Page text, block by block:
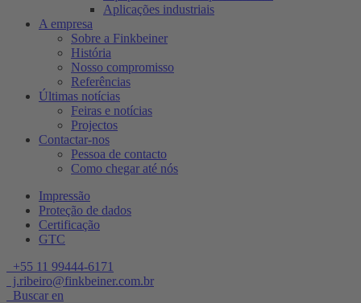
Aplicações industriais
A empresa
Sobre a Finkbeiner
História
Nosso compromisso
Referências
Últimas notícias
Feiras e notícias
Projectos
Contactar-nos
Pessoa de contacto
Como chegar até nós
Impressão
Proteção de dados
Certificação
GTC
+55 11 99444-6171
j.ribeiro@finkbeiner.com.br
Buscar en